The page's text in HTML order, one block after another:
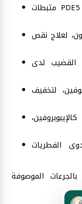
مثبطات PDE5 مثل الفياجرا والسياليس، لعلاج ضعف
لعلاج نقص
القضيب لدى
لتخفيف
الفطريات
الموصوفة